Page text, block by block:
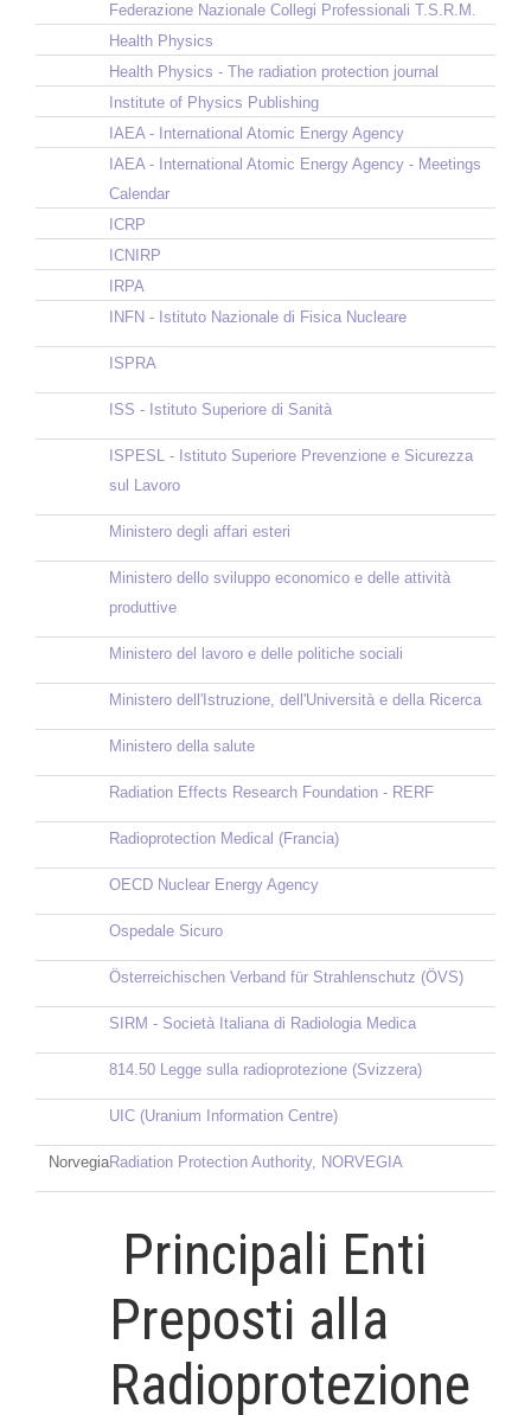
Federazione Nazionale Collegi Professionali T.S.R.M.
Health Physics
Health Physics - The radiation protection journal
Institute of Physics Publishing
IAEA - International Atomic Energy Agency
IAEA - International Atomic Energy Agency - Meetings
Calendar
ICRP
ICNIRP
IRPA
INFN - Istituto Nazionale di Fisica Nucleare
ISPRA
ISS - Istituto Superiore di Sanità
ISPESL - Istituto Superiore Prevenzione e Sicurezza
sul Lavoro
Ministero degli affari esteri
Ministero dello sviluppo economico e delle attività
produttive
Ministero del lavoro e delle politiche sociali
Ministero dell'Istruzione, dell'Università e della Ricerca
Ministero della salute
Radiation Effects Research Foundation - RERF
Radioprotection Medical (Francia)
OECD Nuclear Energy Agency
Ospedale Sicuro
Österreichischen Verband für Strahlenschutz (ÖVS)
SIRM - Società Italiana di Radiologia Medica
814.50 Legge sulla radioprotezione (Svizzera)
UIC (Uranium Information Centre)
NorvegiaRadiation Protection Authority, NORVEGIA
Principali Enti
Preposti alla
Radioprotezione